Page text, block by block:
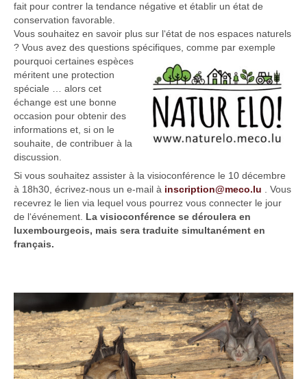
fait pour contrer la tendance négative et établir un état de
conservation favorable.
Vous souhaitez en savoir plus sur l‘état de nos espaces naturels
? Vous avez des questions spécifiques, comme par exemple
pourquoi certaines espèces
méritent une protection
spéciale … alors cet
échange est une bonne
occasion pour obtenir des
informations et, si on le
souhaite, de contribuer à la
discussion.
Si vous souhaitez assister à la visioconférence le 10 décembre
à 18h30, écrivez-nous un e-mail à inscription@meco.lu . Vous
recevrez le lien via lequel vous pourrez vous connecter le jour
de l‘événement. La visioconférence se déroulera en
luxembourgeois, mais sera traduite simultanément en
français.